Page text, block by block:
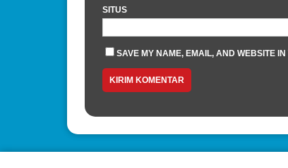
SITUS
SAVE MY NAME, EMAIL, AND WEBSITE